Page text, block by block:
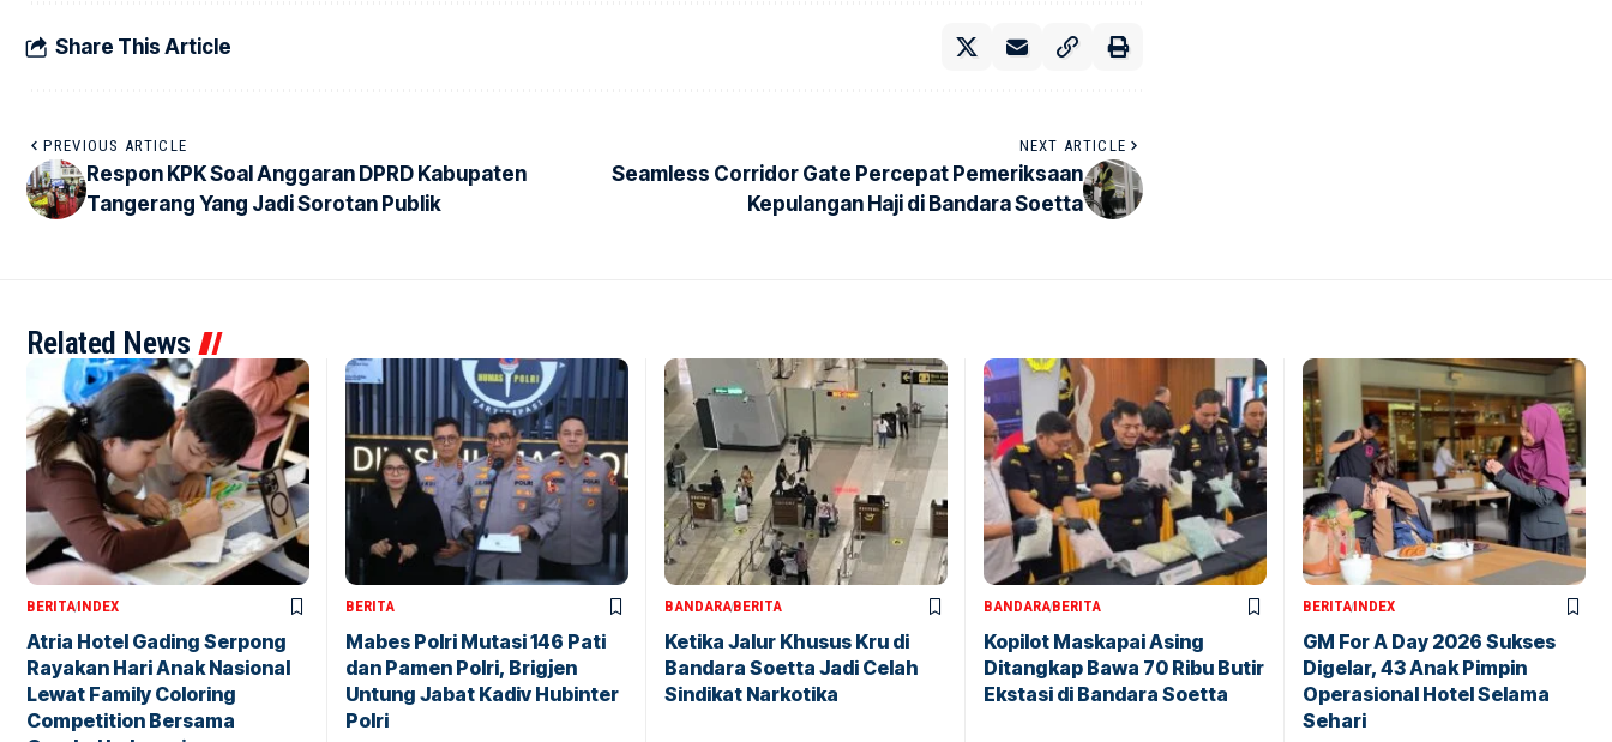
Share This Article
PREVIOUS ARTICLE
Respon KPK Soal Anggaran DPRD Kabupaten
Tangerang Yang Jadi Sorotan Publik
NEXT ARTICLE
Seamless Corridor Gate Percepat Pemeriksaan
Kepulangan Haji di Bandara Soetta
Related News
BERITAINDEX
Atria Hotel Gading Serpong
Rayakan Hari Anak Nasional
Lewat Family Coloring
Competition Bersama
BERITA
Mabes Polri Mutasi 146 Pati
dan Pamen Polri, Brigjen
Untung Jabat Kadiv Hubinter
Polri
BANDARABERITA
Ketika Jalur Khusus Kru di
Bandara Soetta Jadi Celah
Sindikat Narkotika
BANDARABERITA
Kopilot Maskapai Asing
Ditangkap Bawa 70 Ribu Butir
Ekstasi di Bandara Soetta
BERITAINDEX
GM For A Day 2026 Sukses
Digelar, 43 Anak Pimpin
Operasional Hotel Selama
Sehari